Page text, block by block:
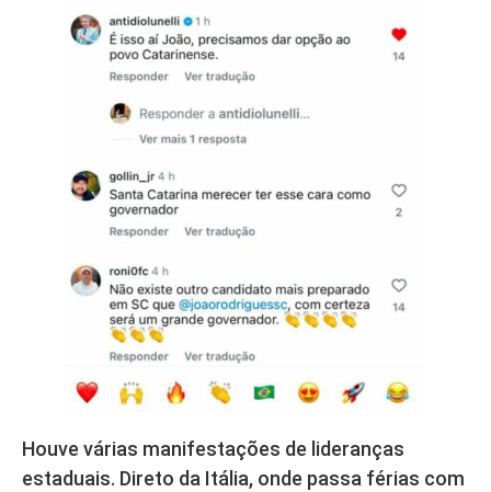
Houve várias manifestações de lideranças
estaduais. Direto da Itália, onde passa férias com